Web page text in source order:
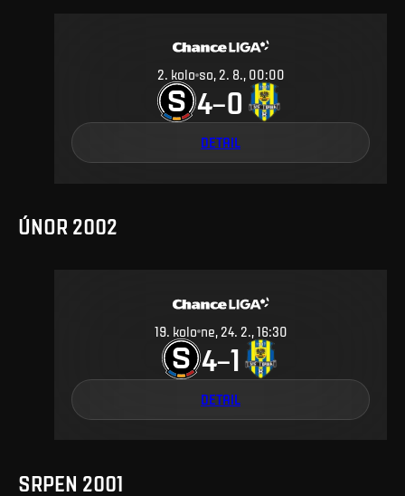
2. kolo so, 2. 8., 00:00
4–0
DETAIL
ÚNOR 2002
19. kolo ne, 24. 2., 16:30
4–1
DETAIL
SRPEN 2001